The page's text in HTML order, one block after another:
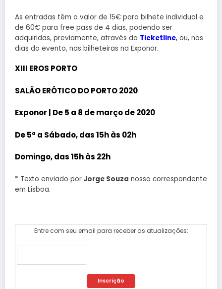
As entradas têm o valor de 15€ para bilhete individual e
de 60€ para free pass de 4 dias, podendo ser
adquiridas, previamente, através da Ticketline, ou, nos
dias do evento, nas bilheteiras na Exponor.
XIII EROS PORTO
SALÃO ERÓTICO DO PORTO 2020
Exponor | De 5 a 8 de março de 2020
De 5ª a Sábado, das 15h às 02h
Domingo, das 15h às 22h
* Texto enviado por Jorge Souza nosso correspondente
em Lisboa.
Entre com seu email para receber as atualizações: